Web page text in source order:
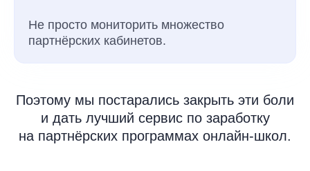
Не просто мониторить множество
партнёрских кабинетов.
Поэтому мы постарались закрыть эти боли
и дать лучший сервис по заработку
на партнёрских программах онлайн-школ.